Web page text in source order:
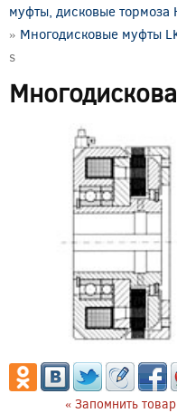
муфты, дисковые тормоза
» Многодисковые муфты
s
« Запомнить товар